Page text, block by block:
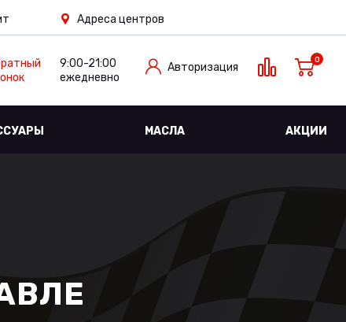
Адреса центров
9:00-21:00
ежедневно
Авторизация
0
МАСЛА АКЦИИ